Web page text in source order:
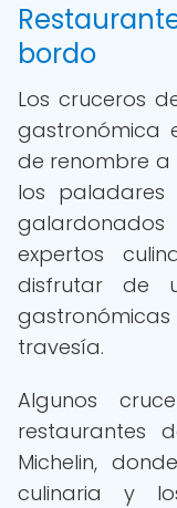
bordo
Los cruceros
gastronómica
de renombre
los paladares
galardonados
expertos
disfrutar de
travesía.
Algunos
restaurantes
Michelin,
culinaria y